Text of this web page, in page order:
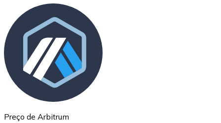
Ethereum
ETH
Preço de Arbitrum